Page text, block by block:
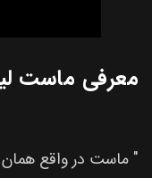
معرفی ماست
" ماست در واقع همان